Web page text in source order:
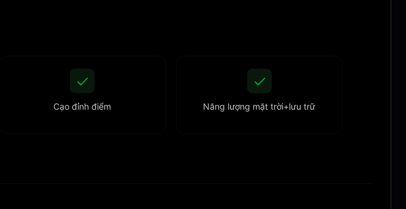
Cạo đỉnh điểm Năng lượng mặt trời+lưu trữ